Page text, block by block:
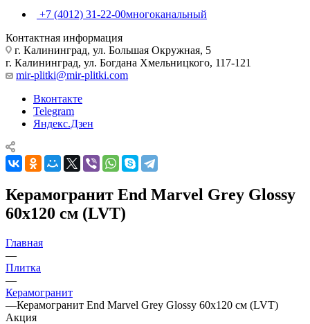
+7 (4012) 31-22-00многоканальный
Контактная информация
г. Калининград, ул. Большая Окружная, 5
г. Калининград, ул. Богдана Хмельницкого, 117-121
mir-plitki@mir-plitki.com
Вконтакте
Telegram
Яндекс.Дзен
Керамогранит End Marvel Grey Glossy
60x120 см (LVT)
Главная
—
Плитка
—
Керамогранит
—Керамогранит End Marvel Grey Glossy 60x120 см (LVT)
Акция